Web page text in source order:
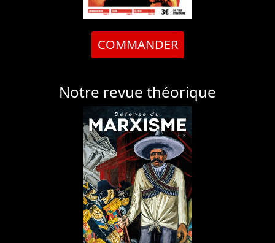
COMMANDER
Notre revue théorique